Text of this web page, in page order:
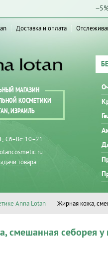
Доставка и оплата
МАГАЗИН
КОСМЕТИКИ
ИЗРАИЛЬ
Сб–Вс: 10–21
товара
Anna Lotan Жирная кожа,
смешанная себорея у